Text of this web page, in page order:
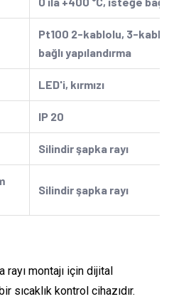
Pt100 2-kablolu, 3-kablolu,
bağlı yapılandırma
LED'i, kırmızı
IP 20
Silindir şapka rayı
Silindir şapka rayı
rayı montajı için dijital
sıcaklık kontrol cihazıdır.